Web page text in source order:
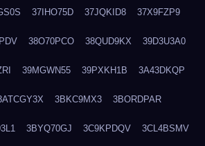
37IHO75D 37JQKID8 37X9FZP9
38O70PCO 38QUD9KX 39D3U3A0
39MGWN55 39PXKH1B 3A43DKQP
3BKC9MX3 3BORDPAR
3BYQ70GJ 3C9KPDQV 3CL4BSMV